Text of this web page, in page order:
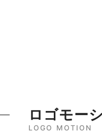
LOGO MOTION
ロゴモー